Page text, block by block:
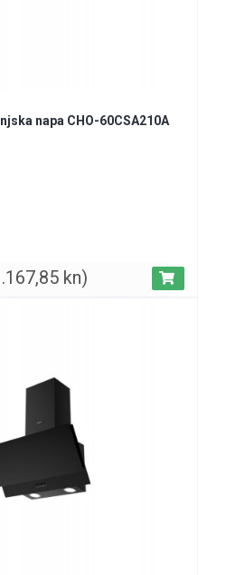
napa CHO-60CSA210A
kn)